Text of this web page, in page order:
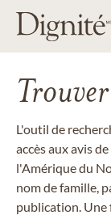
L'outil de
accès aux avis
l'Amérique du
nom de famille,
publication. Une